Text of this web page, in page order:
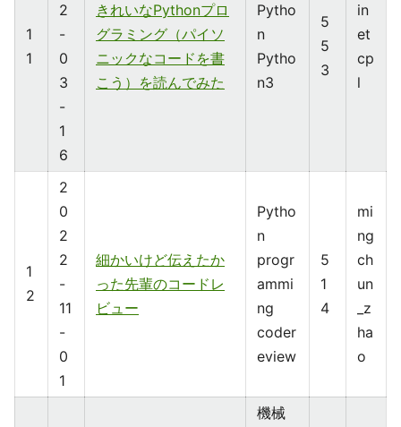
1
1
2
-
0
3
-
1
6
きれいなPythonプロ
グラミング（パイソ
ニックなコードを書
こう）を読んでみた
Pytho
n
Pytho
n3
5
5
3
in
et
cp
l
1
2
2
0
2
2
-
11
-
0
1
細かいけど伝えたか
った先輩のコードレ
ビュー
Pytho
n
progr
ammi
ng
coder
eview
5
1
4
mi
ng
ch
un
_z
ha
o
機械